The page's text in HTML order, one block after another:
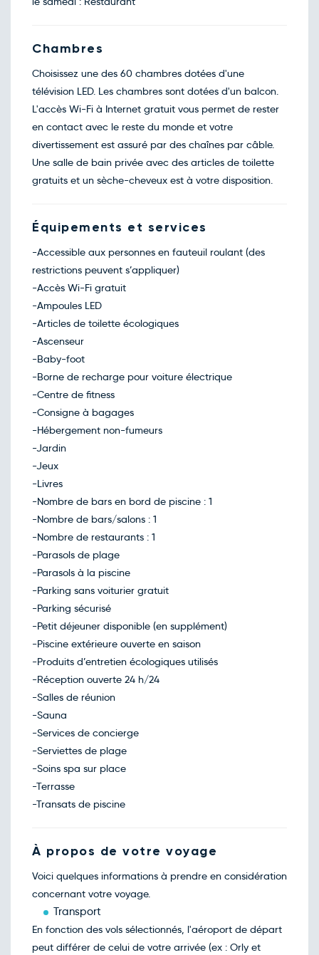
Chambres
Choisissez une des 60 chambres dotées d'une
télévision LED. Les chambres sont dotées d'un balcon.
L'accès Wi-Fi à Internet gratuit vous permet de rester
en contact avec le reste du monde et votre
divertissement est assuré par des chaînes par câble.
Une salle de bain privée avec des articles de toilette
gratuits et un sèche-cheveux est à votre disposition.
Équipements et services
-Accessible aux personnes en fauteuil roulant (des
restrictions peuvent s’appliquer)
-Accès Wi-Fi gratuit
-Ampoules LED
-Articles de toilette écologiques
-Ascenseur
-Baby-foot
-Borne de recharge pour voiture électrique
-Centre de fitness
-Consigne à bagages
-Hébergement non-fumeurs
-Jardin
-Jeux
-Livres
-Nombre de bars en bord de piscine : 1
-Nombre de bars/salons : 1
-Nombre de restaurants : 1
-Parasols de plage
-Parasols à la piscine
-Parking sans voiturier gratuit
-Parking sécurisé
-Petit déjeuner disponible (en supplément)
-Piscine extérieure ouverte en saison
-Produits d’entretien écologiques utilisés
-Réception ouverte 24 h/24
-Salles de réunion
-Sauna
-Services de concierge
-Serviettes de plage
-Soins spa sur place
-Terrasse
-Transats de piscine
À propos de votre voyage
Voici quelques informations à prendre en considération
concernant votre voyage.
Transport
En fonction des vols sélectionnés, l'aéroport de départ
peut différer de celui de votre arrivée (ex : Orly et